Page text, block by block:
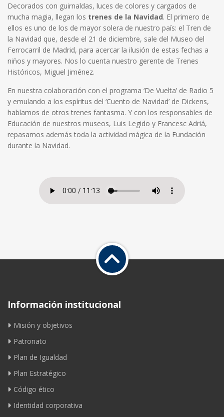
Decorados con guirnaldas, luces de colores y cargados de
mucha magia, llegan los trenes de la Navidad. El primero de
ellos es uno de los de mayor solera de nuestro país: el Tren de
la Navidad que, desde el 21 de diciembre, sale del Museo del
Ferrocarril de Madrid, para acercar la ilusión de estas fechas a
niños y mayores. Nos lo cuenta nuestro gerente de Trenes
Históricos, Miguel Jiménez.
En nuestra colaboración con el programa ‘De Vuelta’ de Radio 5
y emulando a los espíritus del ‘Cuento de Navidad’ de Dickens,
hablamos de otros trenes fantasma. Y con los responsables de
Educación de nuestros museos, Luis Legido y Francesc Adriá,
repasamos además toda la actividad mágica de la Fundación
durante la Navidad.
Información institucional
Misión y objetivos
Patronato
Plan de Igualdad
Plan Estratégico
Código ético
Identidad corporativa